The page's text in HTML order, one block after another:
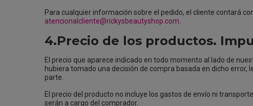
Para cualquier información sobre el pedido, el cliente contará
atencionalcliente@rickysbeautyshop.com
4.Precio de los productos.
El precio que aparece indicado en todo momento al lado de
hubiera tomado una decisión de compra basada en dicho
parte.
El precio del producto no incluye los gastos de envío ni
serán a cargo del comprador.